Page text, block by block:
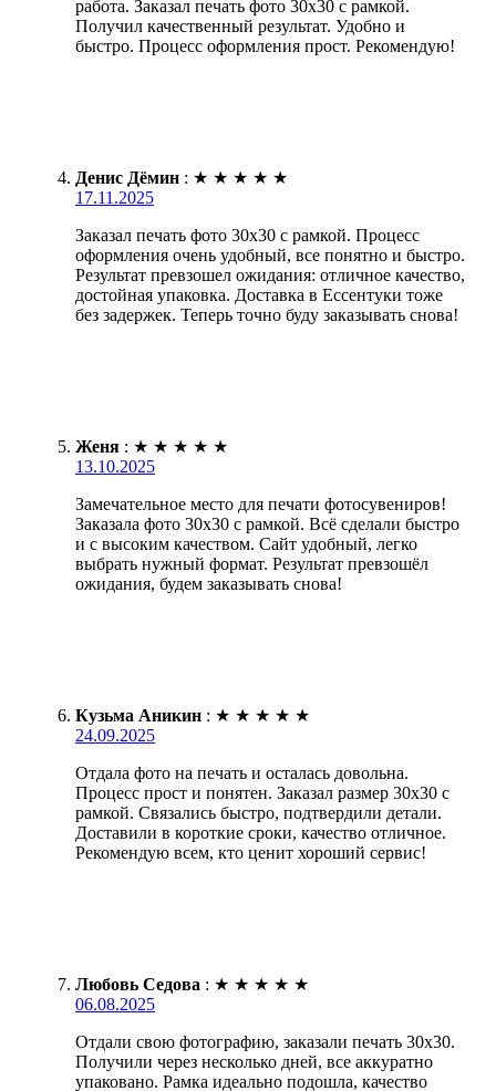
работа. Заказал печать фото 30х30 с рамкой.
Получил качественный результат. Удобно и
быстро. Процесс оформления прост. Рекомендую!
Денис Дёмин : ★ ★ ★ ★ ★
17.11.2025
Заказал печать фото 30х30 с рамкой. Процесс
оформления очень удобный, все понятно и быстро.
Результат превзошел ожидания: отличное качество,
достойная упаковка. Доставка в Ессентуки тоже
без задержек. Теперь точно буду заказывать снова!
Женя : ★ ★ ★ ★ ★
13.10.2025
Замечательное место для печати фотосувениров!
Заказала фото 30х30 с рамкой. Всё сделали быстро
и с высоким качеством. Сайт удобный, легко
выбрать нужный формат. Результат превзошёл
ожидания, будем заказывать снова!
Кузьма Аникин : ★ ★ ★ ★ ★
24.09.2025
Отдала фото на печать и осталась довольна.
Процесс прост и понятен. Заказал размер 30х30 с
рамкой. Связались быстро, подтвердили детали.
Доставили в короткие сроки, качество отличное.
Рекомендую всем, кто ценит хороший сервис!
Любовь Седова : ★ ★ ★ ★ ★
06.08.2025
Отдали свою фотографию, заказали печать 30х30.
Получили через несколько дней, все аккуратно
упаковано. Рамка идеально подошла, качество